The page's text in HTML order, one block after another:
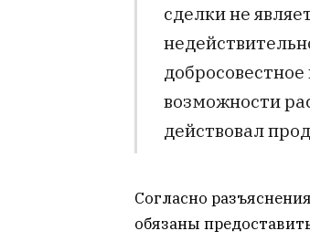
сделки не
возможности
действовал
Согласно
обязаны